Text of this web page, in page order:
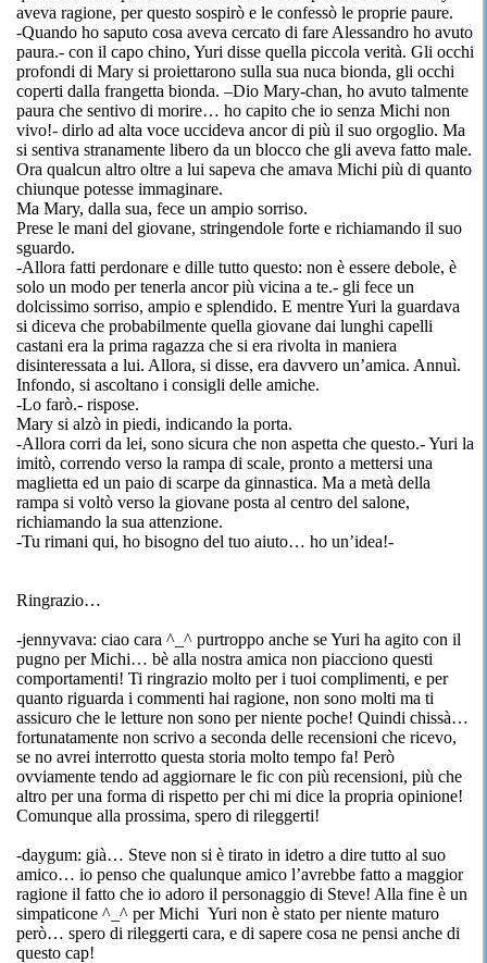
aveva ragione, per questo sospirò e le confessò le proprie paure.
-Quando ho saputo cosa aveva cercato di fare Alessandro ho avuto
paura.- con il capo chino, Yuri disse quella piccola verità. Gli occhi
profondi di Mary si proiettarono sulla sua nuca bionda, gli occhi
coperti dalla frangetta bionda. –Dio Mary-chan, ho avuto talmente
paura che sentivo di morire… ho capito che io senza Michi non
vivo!- dirlo ad alta voce uccideva ancor di più il suo orgoglio. Ma
si sentiva stranamente libero da un blocco che gli aveva fatto male.
Ora qualcun altro oltre a lui sapeva che amava Michi più di quanto
chiunque potesse immaginare.
Ma Mary, dalla sua, fece un ampio sorriso.
Prese le mani del giovane, stringendole forte e richiamando il suo
sguardo.
-Allora fatti perdonare e dille tutto questo: non è essere debole, è
solo un modo per tenerla ancor più vicina a te.- gli fece un
dolcissimo sorriso, ampio e splendido. E mentreYuri la guardava
si diceva che probabilmente quella giovane dai lunghi capelli
castani era la prima ragazza che si era rivolta in maniera
disinteressata a lui. Allora, si disse, era davvero un’amica. Annuì.
Infondo, si ascoltano i consigli delle amiche.
-Lo farò.- rispose.
Mary si alzò in piedi, indicando la porta.
-Allora corri da lei, sono sicura che non aspetta che questo.-Yuri la
imitò, correndo verso la rampa di scale, pronto a mettersi una
maglietta ed un paio di scarpe da ginnastica. Ma a metà della
rampa si voltò verso la giovane posta al centro del salone,
richiamando la sua attenzione.
-Tu rimani qui, ho bisogno del tuo aiuto… ho un’idea!-
Ringrazio…
-jennyvava: ciao cara ^_^ purtroppo anche seYuri ha agito con il
pugno perMichi… bè alla nostra amica non piacciono questi
comportamenti! Ti ringrazio molto per i tuoi complimenti, e per
quanto riguarda i commenti hai ragione, non sono molti ma ti
assicuro che le letture non sono per niente poche! Quindi chissà…
fortunatamente non scrivo a seconda delle recensioni che ricevo,
se no avrei interrotto questa storia molto tempo fa! Però
ovviamente tendo ad aggiornare le fic con più recensioni, più che
altro per una forma di rispetto per chi mi dice la propria opinione!
Comunque alla prossima, spero di rileggerti!
-daygum: già… Steve non si è tirato in idetro a dire tutto al suo
amico… io penso che qualunque amico l’avrebbe fatto a maggior
ragione il fatto che io adoro il personaggio di Steve! Alla fine è un
simpaticone ^_^ perMichi Yuri non è stato per niente maturo
però… spero di rileggerti cara, e di sapere cosa ne pensi anche di
questo cap!